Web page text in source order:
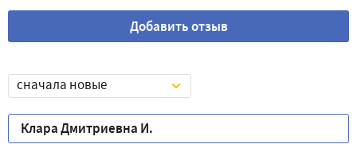
Добавить отзыв
сначала новые
Клара Дмитриевна И.